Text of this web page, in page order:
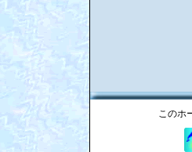
このホ